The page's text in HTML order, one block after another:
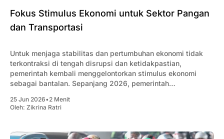
Fokus Stimulus Ekonomi untuk Sektor Pangan
dan Transportasi
Untuk menjaga stabilitas dan pertumbuhan ekonomi tidak
terkontraksi di tengah disrupsi dan ketidakpastian,
pemerintah kembali menggelontorkan stimulus ekonomi
sebagai bantalan. Sepanjang 2026, pemerintah
25 Jun 2026•2 Menit
Oleh: Zikrina Ratri